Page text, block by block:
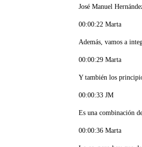
José Manuel
00:00:22 Marta
Además, vamos a
00:00:29 Marta
Y también los
00:00:33 JM
Es una combinación
00:00:36 Marta